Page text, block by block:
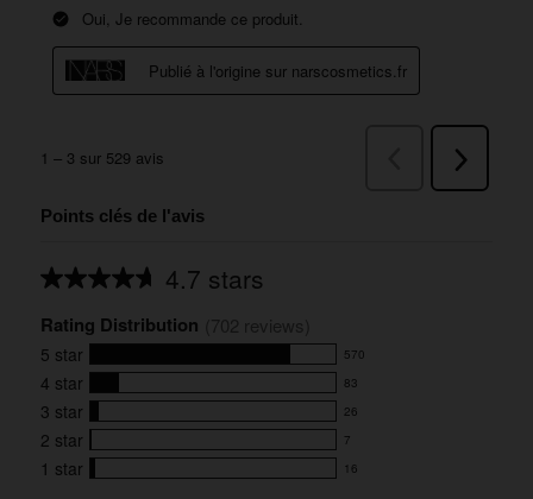
Points clés de l'avis
4.7 stars
Average
for
this
product:
4.7
out
of
5
stars
Rating Distribution
5 star 570
570
reviews
with
5
star
rating.
4 star 83
83
reviews
with
4
3 star 26
26
reviews
with
2 star 7
7
reviews
1 star 16
16